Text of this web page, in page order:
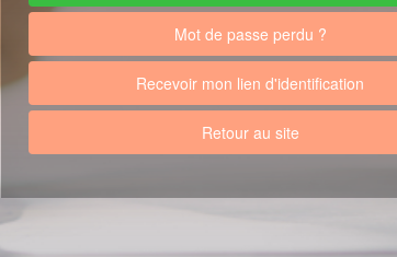
Mot de passe perdu ?
Recevoir mon lien d'identification
Retour au site